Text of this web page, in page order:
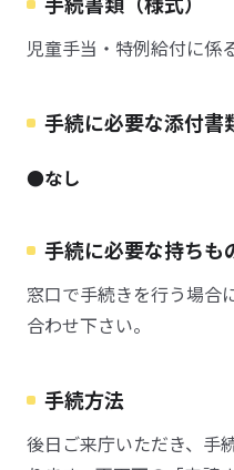
児童手当・特例給付に係
手続に必要な添付書
●なし
手続に必要な持ちも
窓口で手続きを行う場合
合わせ下さい。
手続方法
後日ご来庁いただき、手